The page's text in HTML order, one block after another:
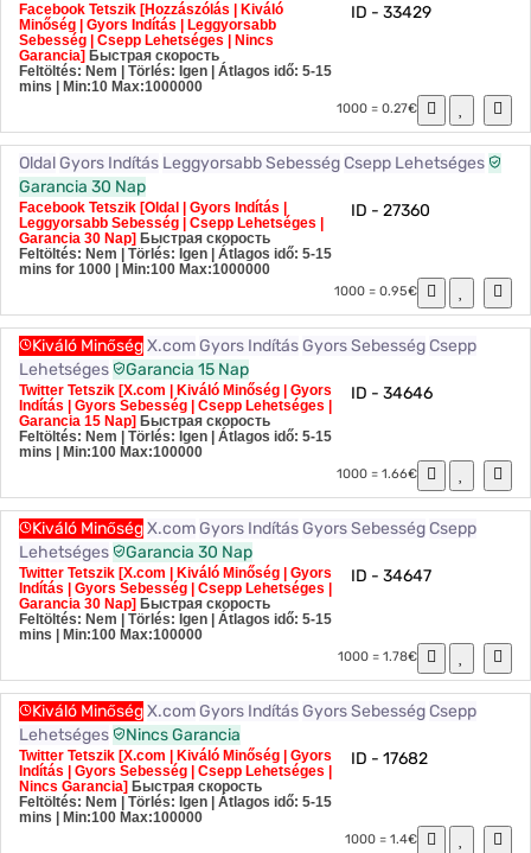
Facebook Tetszik [Hozzászólás | Kiváló
Minőség | Gyors Indítás | Leggyorsabb
Sebesség | Csepp Lehetséges | Nincs
Garancia] Быстрая скорость
Feltöltés: Nem | Törlés: Igen | Átlagos idő: 5-15
mins
| Min:10 Max:1000000
ID - 33429
1000 = 0.27€
Oldal Gyors Indítás Leggyorsabb Sebesség Csepp Lehetséges
Garancia 30 Nap
Facebook Tetszik [Oldal | Gyors Indítás |
Leggyorsabb Sebesség | Csepp Lehetséges |
Garancia 30 Nap] Быстрая скорость
Feltöltés: Nem | Törlés: Igen | Átlagos idő: 5-15
mins for 1000
| Min:100 Max:1000000
ID - 27360
1000 = 0.95€
Kiváló MinőségX.com Gyors Indítás Gyors Sebesség Csepp
Lehetséges
Garancia 15 Nap
Twitter Tetszik [X.com | Kiváló Minőség | Gyors
Indítás | Gyors Sebesség | Csepp Lehetséges |
Garancia 15 Nap] Быстрая скорость
Feltöltés: Nem | Törlés: Igen | Átlagos idő: 5-15
mins
| Min:100 Max:100000
ID - 34646
1000 = 1.66€
Kiváló MinőségX.com Gyors Indítás Gyors Sebesség Csepp
Lehetséges
Garancia 30 Nap
Twitter Tetszik [X.com | Kiváló Minőség | Gyors
Indítás | Gyors Sebesség | Csepp Lehetséges |
Garancia 30 Nap] Быстрая скорость
Feltöltés: Nem | Törlés: Igen | Átlagos idő: 5-15
mins
| Min:100 Max:100000
ID - 34647
1000 = 1.78€
Kiváló MinőségX.com Gyors Indítás Gyors Sebesség Csepp
Lehetséges
Nincs Garancia
Twitter Tetszik [X.com | Kiváló Minőség | Gyors
Indítás | Gyors Sebesség | Csepp Lehetséges |
Nincs Garancia] Быстрая скорость
Feltöltés: Nem | Törlés: Igen | Átlagos idő: 5-15
mins
| Min:100 Max:100000
ID - 17682
1000 = 1.4€